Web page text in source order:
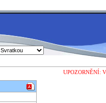
UPOZORNĚNÍ: